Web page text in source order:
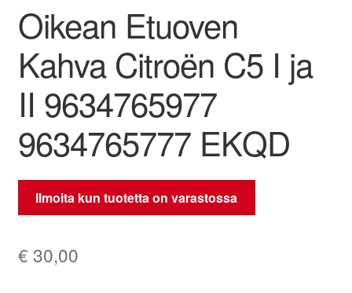
Tilini
Valitukset
Oikean Etuoven
Kahva Citroën C5 I ja
II 9634765977
9634765777 EKQD
Ilmoita kun tuotetta on varastossa
€ 30,00